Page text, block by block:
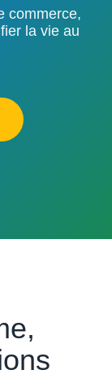
commerce,
la vie au